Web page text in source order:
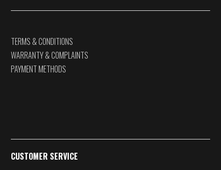
TERMS & CONDITIONS
WARRANTY & COMPLAINTS
PAYMENT METHODS
CUSTOMER SERVICE